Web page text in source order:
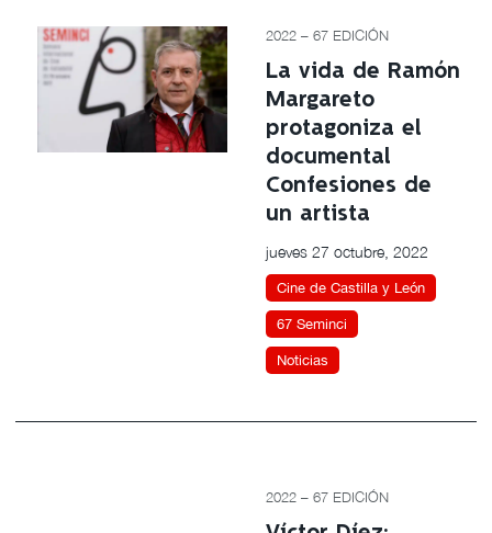
2022 – 67 EDICIÓN
La vida de Ramón
Margareto
protagoniza el
documental
Confesiones de
un artista
jueves 27 octubre, 2022
Cine de Castilla y León
67 Seminci
Noticias
2022 – 67 EDICIÓN